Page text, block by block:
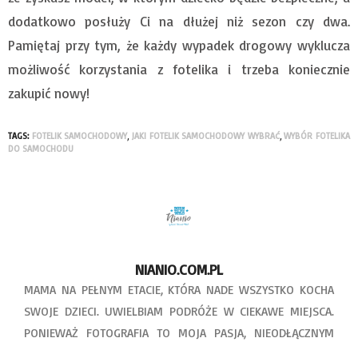
dodatkowo posłuży Ci na dłużej niż sezon czy dwa.
Pamiętaj przy tym, że każdy wypadek drogowy wyklucza
możliwość korzystania z fotelika i trzeba koniecznie
zakupić nowy!
TAGS: FOTELIK SAMOCHODOWY, JAKI FOTELIK SAMOCHODOWY WYBRAĆ,WYBÓR FOTELIKA
DO SAMOCHODU
NIANIO.COM.PL
MAMA NA PEŁNYM ETACIE, KTÓRA NADE WSZYSTKO KOCHA
SWOJE DZIECI. UWIELBIAM PODRÓŻE W CIEKAWE MIEJSCA.
PONIEWAŻ FOTOGRAFIA TO MOJA PASJA, NIEODŁĄCZNYM